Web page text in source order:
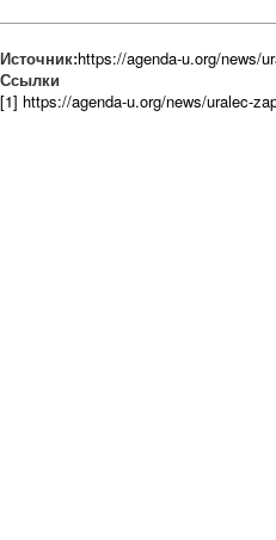
Источник:https://agenda-u.org/news/
Ссылки
[1] https://agenda-u.org/news/uralec-